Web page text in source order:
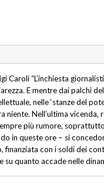
Caroli “L’inchiesta
E mentre dai palchi
nelle ‘stanze del
Nell’ultima
più rumore,
in queste ore – si
con i soldi dei
su quanto accade nelle